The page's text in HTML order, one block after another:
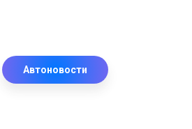
Автоновости